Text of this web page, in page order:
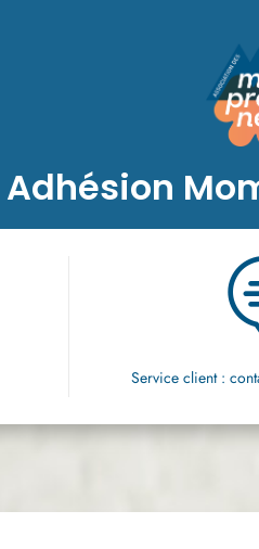
Adhésion
Service client :